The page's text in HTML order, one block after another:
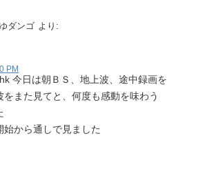
ダンゴ より:
PM
今日は朝ＢＳ、地上波、途中録画を
をまた見てと、何度も感動を味わう
始から通しで見ました